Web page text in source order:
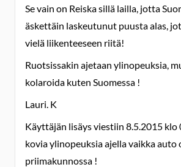
Se vain on Reiska sillä lailla, jotta
äskettäin laskeutunut puusta alas,
vielä liikenteeseen riitä!
Ruotsissakin ajetaan ylinopeuksia,
kolaroida kuten Suomessa !
Lauri. K
Käyttäjän lisäys viestiin 8.5.2015 klo
kovia ylinopeuksia ajella vaikka auto
priimakunnossa !